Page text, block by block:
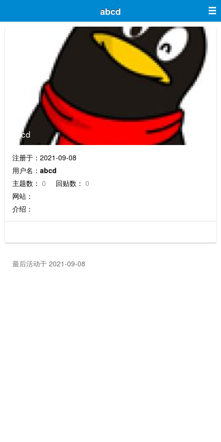
abcd
abcd
注册于：2021-09-08
用户名： abcd
主题数： 0 回贴数： 0
网站：
介绍：
最后活动于 2021-09-08